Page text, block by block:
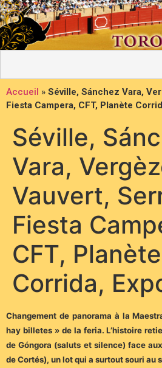
Accueil » Séville, Sánchez Vara,
Fiesta Campera, CFT, Planète
Séville,
Vara,
Vauvert,
Fiesta
CFT, Planète
Corrida,
Changement de panorama à la
hay billetes » de la feria. L’histoire
de Góngora (saluts et silence) face
de Cortés), un lot qui a surtout souri au